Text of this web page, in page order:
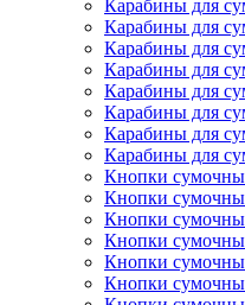
Карабины для
Карабины для
Карабины для
Карабины для
Карабины для
Карабины для
Карабины для
Карабины для
Кнопки
Кнопки
Кнопки
Кнопки
Кнопки
Кнопки